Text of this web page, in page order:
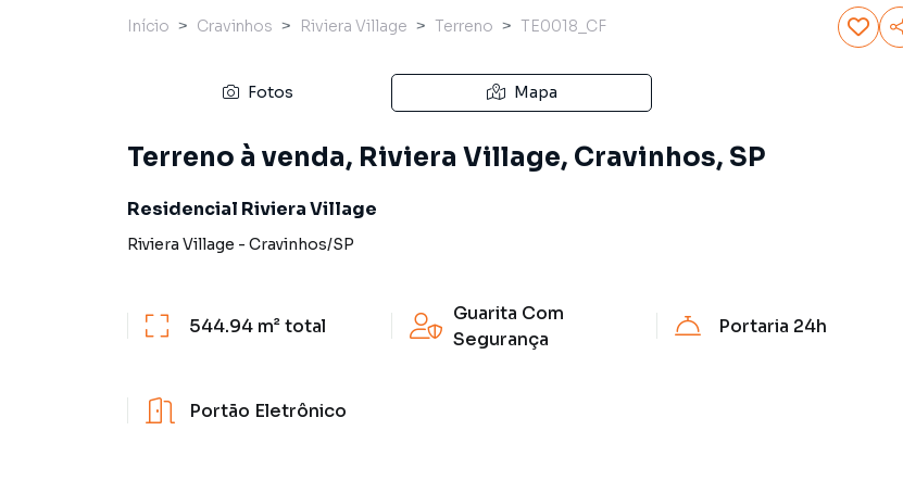
Início Cravinhos Riviera Village Terreno TE0018_CF
Fotos Mapa
Terreno à venda, Riviera Village, Cravinhos, SP
Residencial Riviera Village
Riviera Village - Cravinhos/SP
544.94 m²total
Guarita Com
Segurança
Portaria 24h
Portão Eletrônico